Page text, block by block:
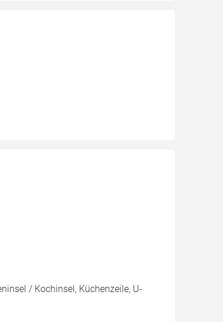
/ Kochinsel, Küchenzeile, U-